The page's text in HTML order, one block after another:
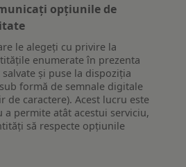
opțiunile de
le alegeți cu privire la
enumerate în prezenta
și puse la dispoziția
formă de semnale digitale
de caractere). Acest lucru este
a permite atât acestui serviciu,
să respecte opțiunile